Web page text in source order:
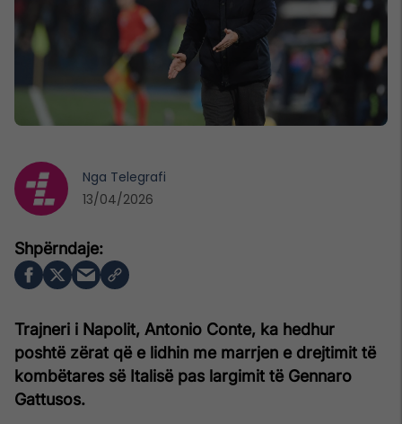
Trajneri i Napolit, Antonio Conte, ka hedhur
poshtë zërat që e lidhin me marrjen e drejtimit të
kombëtares së Italisë pas largimit të Gennaro
Gattusos.
Nga Telegrafi
13/04/2026